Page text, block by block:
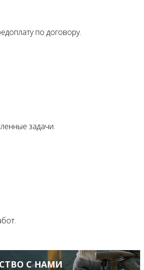
по договору.
задачи.
С НАМИ